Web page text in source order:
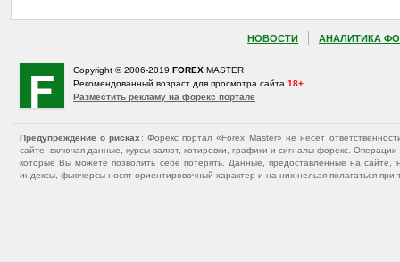
НОВОСТИ АНАЛИТИКА
Copyright © 2006-2019 FOREX MASTER
Рекомендованный возраст для просмотра сайта 18+
Разместить рекламу на форекс портале
Предупреждение о рисках : Форекс портал «Forex Master» не несет
сайте, включая данные, курсы валют, котировки, графики и сигналы форекс.
которые Вы можете позволить себе потерять. Данные, предоставленные на
индексы, фьючерсы носят ориентировочный характер и на них нельзя полагаться при